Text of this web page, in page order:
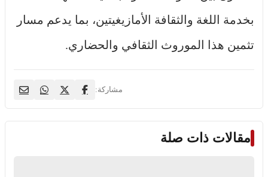
بخدمة اللغة والثقافة الأمازيغيتين، بما يدعم مسار
تثمين هذا الموروث الثقافي والحضاري.
مشاركة:
مقالات ذات صلة